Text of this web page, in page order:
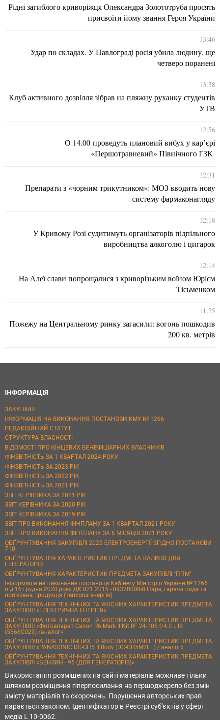
Рідні загиблого криворіжця Олександра Золототруба просять
присвоїти йому звання Героя України
13:46
Удар по складах. У Павлограді росія убила людину, ще
четверо поранені
13:38
Клуб активного дозвілля зібрав на пляжну руханку студентів
УТВ
12:56
О 14.00 проведуть плановий вибух у кар’єрі
«Першотравневий» Північного ГЗК
12:31
Препарати з «чорним трикутником»: МОЗ вводить нову
систему фармаконагляду
12:18
У Кривому Розі судитимуть організаторів підпільного
виробництва алкоголю і цигарок
12:14
На Алеї слави попрощалися з криворізьким воїном Юрієм
Тісьменком
11:25
Пожежу на Центральному ринку загасили: вогонь пошкодив
200 кв. метрів
ІНФОРМАЦІЯ
ЗАКУПІВЛІ
ІНФОРМАЦІЯ НА ВИКОНАННЯ ПОСТАНОВИ КМУ № 1266
РЕДАКЦІЙНИЙ СТАТУТ
СТРУКТУРА ВЛАСНОСТІ
ВІДОМОСТІ ПРО КІНЦЕВИХ БЕНЕФІЦІАРНИХ ВЛАСНИКІВ
ФІНЗВІТНІСТЬ ЗА 1 КВАРТАЛ 2024 РОКУ
ФІНЗВІТНІСТЬ ЗА 2023 РІК
ФІНЗВІТНІСТЬ ЗА 2022 РІК
ФІНЗВІТНІСТЬ ЗА 2021 РІК
ЗВІТ КЕРІВНИКА ЗА 2021 РІК
ЗВІТ КЕРІВНИКА ЗА 2020 РІК
ЗВІТ КЕРІВНИКА ЗА 2019 РІК
ЗВІТ ПРО ВИКОНАННЯ ФІНПЛАНУ ЗА 1 КВАРТАЛ 2021 РОКУ
ЗВІТ ПРО ВИКОНАННЯ ФІНПЛАНУ ЗА 6 МІСЯЦІВ 2021 РОКУ
ОБҐРУНТУВАННЯ ЗАКУПІВЛІ 2025 ЕЛЕКТРОЕНЕРГІЇ ЗГІДНО ПОСТАНОВИ
710
ОБҐРУНТУВАННЯ ХАРАКТЕРИСТИК ПРЕДМЕТА ПАЛИВО ДЛЯ
ГЕНЕРАТОРІВ
ОБҐРУНТУВАННЯ ХАРАКТЕРИСТИК ПРЕДМЕТА ЗАКУПІВЛІ "ППМ"
Інформація на виконання постанови Кабінету Міністрів України № 1266
від 16 грудня 2020 року ДК 021:2015 - 09320000-8 Пара, гаряча вода та
пов’язана продукція (теплова енергія)
ОБҐРУНТУВАННЯ ТЕХНІЧНИХ ТА ЯКІСНИХ ХАРАКТЕРИСТИК ПРЕДМЕТА
ЗАКУПІВЛІ «ЕЛЕКТРИЧНА ЕНЕРГІЯ»
ОБҐРУНТУВАННЯ ТЕХНІЧНИХ ТА ЯКІСНИХ ХАРАКТЕРИСТИК ПРЕДМЕТА
ЗАКУПІВЛІ «Фотоапарат Canon R6 Mark II Kit RF 24-105 f/4.0 L IS
(5666C029) /аналог»
ОБҐРУНТУВАННЯ ТЕХНІЧНИХ ТА ЯКІСНИХ ХАРАКТЕРИСТИК ПРЕДМЕТА
ЗАКУПІВЛІ «PANASONIC DC-GH5 II Body (DC-GH5M2EE) / аналог»
ОБҐРУНТУВАННЯ ТЕХНІЧНИХ ТА ЯКІСНИХ ХАРАКТЕРИСТИК ПРЕДМЕТА
ЗАКУПІВЛІ «БЕНЗИН - 95 (ДЛЯ ГЕНЕРАТОРІВ)»
Використання розміщених на сайті матеріалів можливе тільки
шляхом розміщення гіперпосилання на першоджерело без змін
змісту матеріалів та скорочень. Порушення авторських прав
карається законом. Ідентифікатор в Реєстрі суб'єктів у сфері
медіа L 10-0062.